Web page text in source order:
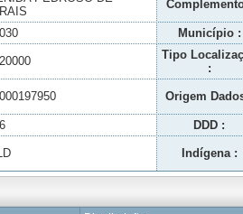
Município :
Tipo
:
Origem
DDD :
Indígena :